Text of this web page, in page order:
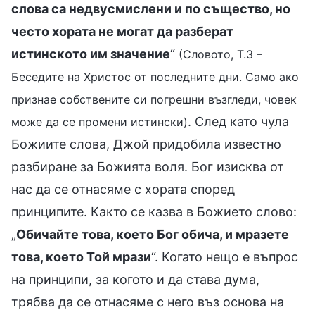
слова са недвусмислени и по същество, но
често хората не могат да разберат
истинското им значение“ (Словото, Т.3 –
Беседите на Христос от последните дни. Само ако
признае собствените си погрешни възгледи, човек
може да се промени истински). След като чула
Божиите слова, Джой придобила известно
разбиране за Божията воля. Бог изисква от
нас да се отнасяме с хората според
принципите. Както се казва в Божието слово:
„Обичайте това, което Бог обича, и мразете
това, което Той мрази“. Когато нещо е въпрос
на принципи, за когото и да става дума,
трябва да се отнасяме с него въз основа на